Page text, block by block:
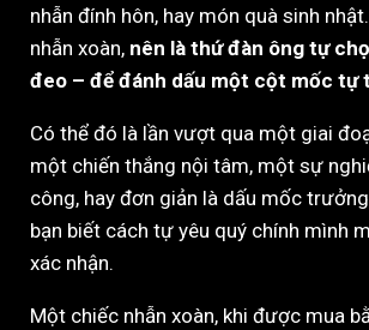
nhẫn đính hôn, hay món quà sinh
nhẫn xoàn, nên là thứ đàn ông tự
đeo – để đánh dấu một cột mốc tự
Có thể đó là lần vượt qua một giai
một chiến thắng nội tâm, một sự
công, hay đơn giản là dấu mốc
bạn biết cách tự yêu quý chính mình
xác nhận.
Một chiếc nhẫn xoàn, khi được mua